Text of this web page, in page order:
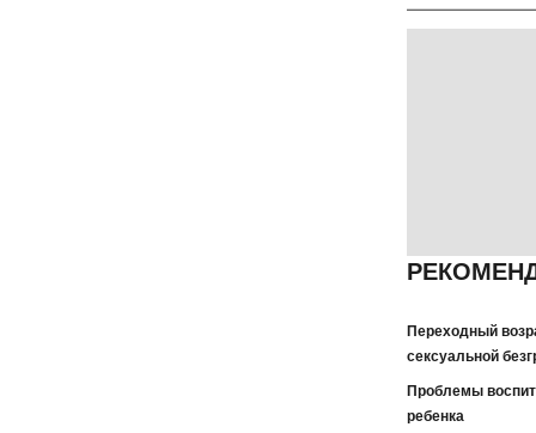
Переходный
сексуальной
Проблемы
ребенка